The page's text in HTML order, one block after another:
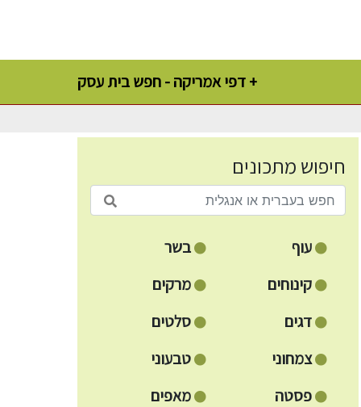
דפי אמריקה - חפש בית עסק +
חיפוש מתכונים
בשר
מרקים
סלטים
טבעוני
צמחוני
מאפים